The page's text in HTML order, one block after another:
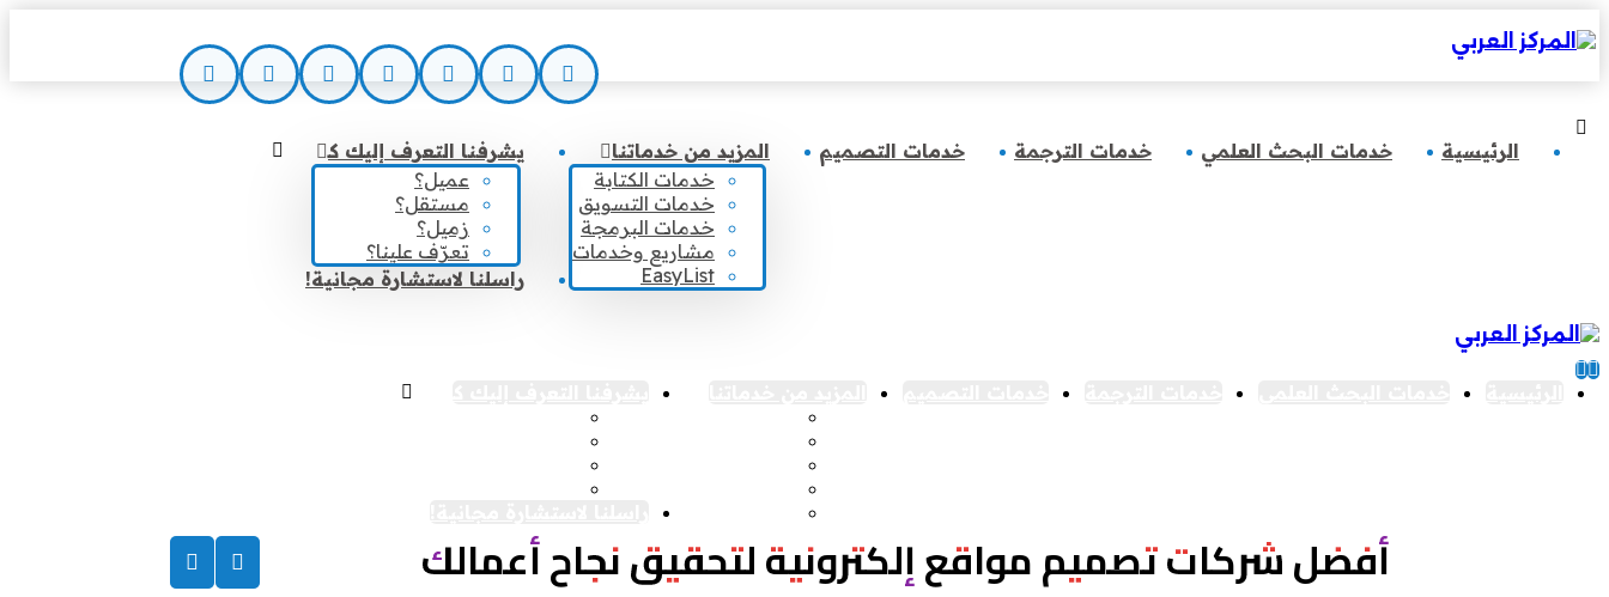
الرئيسية خدمات البحث العلمي خدمات الترجمة خدمات التصميم
المزيد من خدماتنا
خدمات الكتابة
خدمات التسويق
خدمات البرمجة
مشاريع وخدمات
EasyList
يشرفنا التعرف إليك كـ
عميل؟
مستقل؟
زميل؟
تعرّف علينا؟
راسلنا لاستشارة مجانية!
أفضل شركات تصميم مواقع إلكترونية لتحقيق نجاح أعمالك